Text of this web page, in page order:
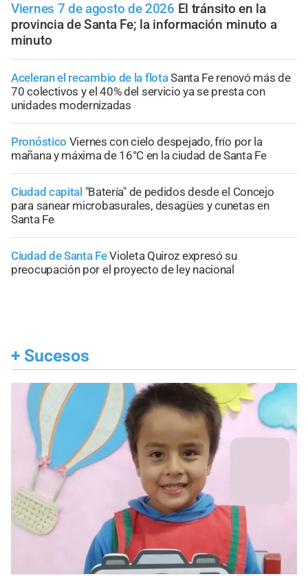
Viernes 7 de agosto de 2026 El tránsito en la
provincia de Santa Fe; la información minuto a
minuto
Aceleran el recambio de la flotaSanta Fe renovó más de
70 colectivos y el 40% del servicio ya se presta con
unidades modernizadas
Pronóstico Viernes con cielo despejado, frío por la
mañana y máxima de 16°C en la ciudad de Santa Fe
Ciudad capital "Batería" de pedidos desde el Concejo
para sanear microbasurales, desagües y cunetas en
Santa Fe
Ciudad de Santa FeVioleta Quiroz expresó su
preocupación por el proyecto de ley nacional
+ Sucesos